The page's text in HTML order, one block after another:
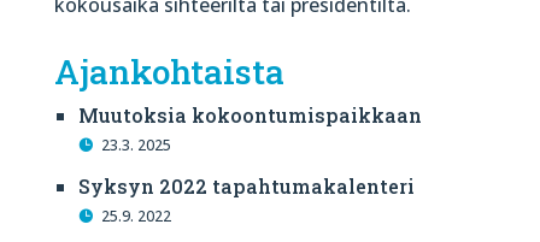
Ajankohtaista
Muutoksia kokoontumispaikkaan
23.3. 2025
Syksyn 2022 tapahtumakalenteri
25.9. 2022